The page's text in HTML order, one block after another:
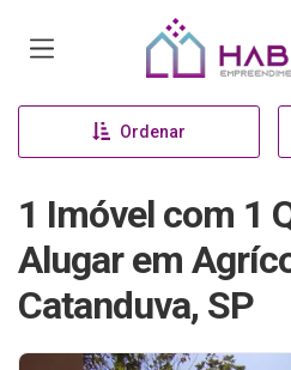
Página inicial
Ordenar
1 Imóvel com 1
Alugar em
Catanduva, SP